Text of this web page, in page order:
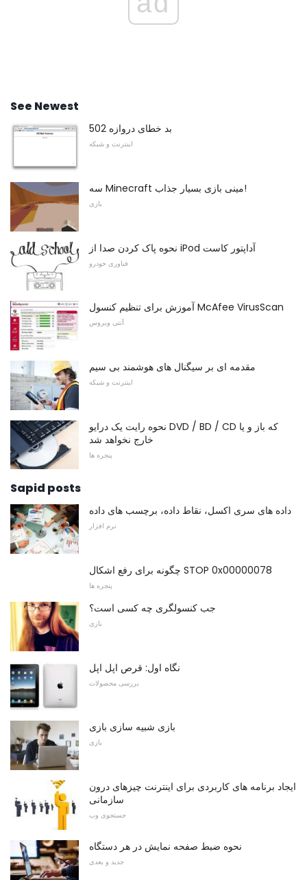
See Newest
502 بد خطای دروازه
اینترنت و شبکه
سه Minecraft مینی بازی بسیار جذاب!
بازی
نحوه پاک کردن صدا از iPod آداپتور کاست
فناوری خودرو
آموزش برای تنظیم کنسول McAfee VirusScan
آنتی ویروس
مقدمه ای بر سیگنال های هوشمند بی سیم
اینترنت و شبکه
نحوه رایت یک درایو DVD / BD / CD که باز و یا
خارج نخواهد شد
پنجره ها
Sapid posts
داده های سری اکسل، نقاط داده، برچسب های داده
نرم افزار
چگونه برای رفع اشکال STOP 0x00000078
پنجره ها
جب کنسولگری چه کسی است؟
بازی
نگاه اول: قرص اپل اپل
بررسی محصولات
بازی شبیه سازی بازی
بازی
ایجاد برنامه های کاربردی برای اینترنت چیزهای درون
سازمانی
جستجوی وب
نحوه ضبط صفحه نمایش در هر دستگاه
جدید و بعدی